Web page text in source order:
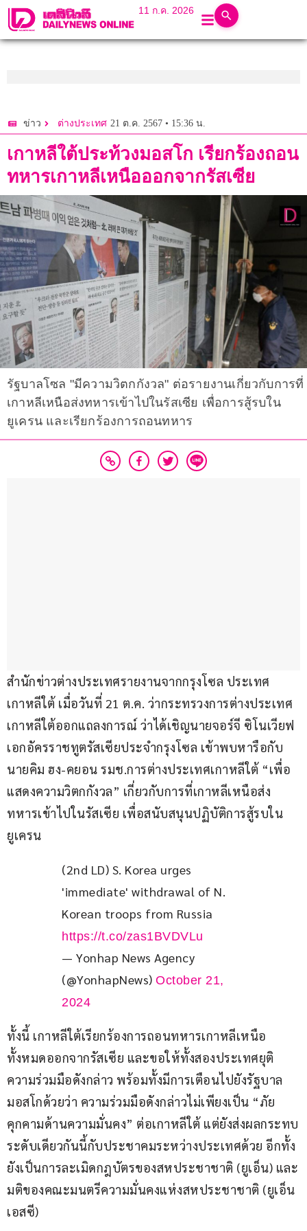
11 ก.ค. 2026
ข่าว ต่างประเทศ 21 ต.ค. 2567 • 15:36 น.
เกาหลีใต้ประท้วงมอสโก เรียกร้องถอน
ทหารเกาหลีเหนือออกจากรัสเซีย
รัฐบาลโซล "มีความวิตกกังวล" ต่อรายงานเกี่ยวกับการที่
เกาหลีเหนือส่งทหารเข้าไปในรัสเซีย เพื่อการสู้รบใน
ยูเครน และเรียกร้องการถอนทหาร
สำนักข่าวต่างประเทศรายงานจากกรุงโซล ประเทศ
เกาหลีใต้ เมื่อวันที่ 21 ต.ค. ว่ากระทรวงการต่างประเทศ
เกาหลีใต้ออกแถลงการณ์ ว่าได้เชิญนายจอร์จี ซิโนเวียฟ
เอกอัครราชทูตรัสเซียประจำกรุงโซล เข้าพบหารือกับ
นายคิม ฮง-คยอน รมช.การต่างประเทศเกาหลีใต้ “เพื่อ
แสดงความวิตกกังวล” เกี่ยวกับการที่เกาหลีเหนือส่ง
ทหารเข้าไปในรัสเซีย เพื่อสนับสนุนปฏิบัติการสู้รบใน
ยูเครน
(2nd LD) S. Korea urges
'immediate' withdrawal of N.
Korean troops from Russia
https://t.co/zas1BVDVLu
— Yonhap News Agency
(@YonhapNews) October 21,
2024
ทั้งนี้ เกาหลีใต้เรียกร้องการถอนทหารเกาหลีเหนือ
ทั้งหมดออกจากรัสเซีย และขอให้ทั้งสองประเทศยุติ
ความร่วมมือดังกล่าว พร้อมทั้งมีการเตือนไปยังรัฐบาล
มอสโกด้วยว่า ความร่วมมือดังกล่าวไม่เพียงเป็น “ภัย
คุกคามด้านความมั่นคง” ต่อเกาหลีใต้ แต่ยังส่งผลกระทบ
ระดับเดียวกันนี้กับประชาคมระหว่างประเทศด้วย อีกทั้ง
ยังเป็นการละเมิดกฎบัตรของสหประชาชาติ (ยูเอ็น) และ
มติของคณะมนตรีความมั่นคงแห่งสหประชาชาติ (ยูเอ็น
เอสซี)